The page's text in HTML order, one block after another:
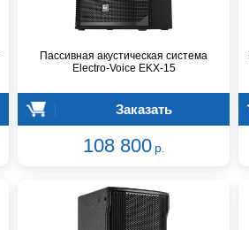
Пассивная акустическая система
Electro-Voice EKX-15
Заказать
108 800 р.